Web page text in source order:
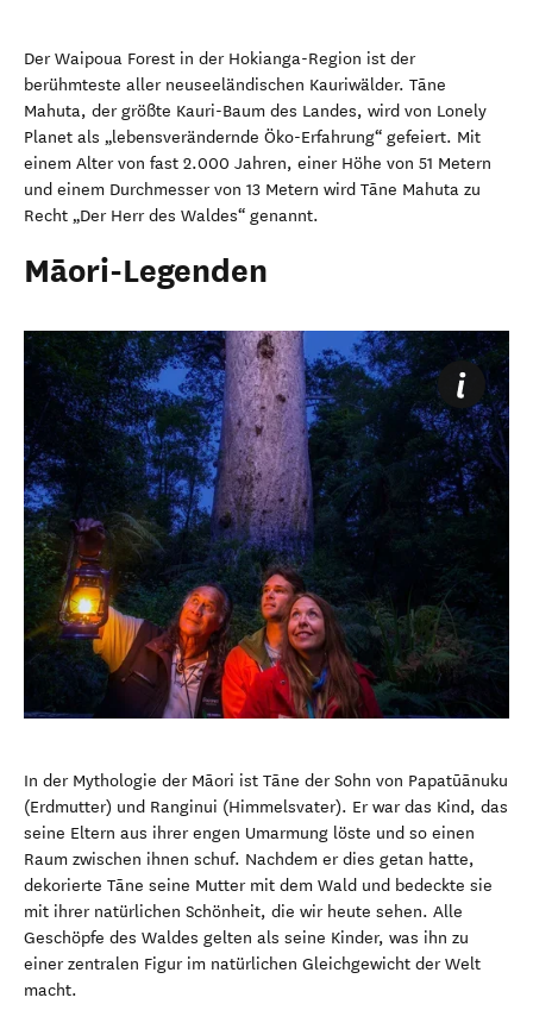
Der Waipoua Forest in der Hokianga-Region ist der
berühmteste aller neuseeländischen Kauriwälder. Tāne
Mahuta, der größte Kauri-Baum des Landes, wird von Lonely
Planet als „lebensverändernde Öko-Erfahrung“ gefeiert. Mit
einem Alter von fast 2.000 Jahren, einer Höhe von 51 Metern
und einem Durchmesser von 13 Metern wird Tāne Mahuta zu
Recht „Der Herr des Waldes“ genannt.
Māori-Legenden
In der Mythologie der Māori ist Tāne der Sohn von Papatūānuku
(Erdmutter) und Ranginui (Himmelsvater). Er war das Kind, das
seine Eltern aus ihrer engen Umarmung löste und so einen
Raum zwischen ihnen schuf. Nachdem er dies getan hatte,
dekorierte Tāne seine Mutter mit dem Wald und bedeckte sie
mit ihrer natürlichen Schönheit, die wir heute sehen. Alle
Geschöpfe des Waldes gelten als seine Kinder, was ihn zu
einer zentralen Figur im natürlichen Gleichgewicht der Welt
macht.